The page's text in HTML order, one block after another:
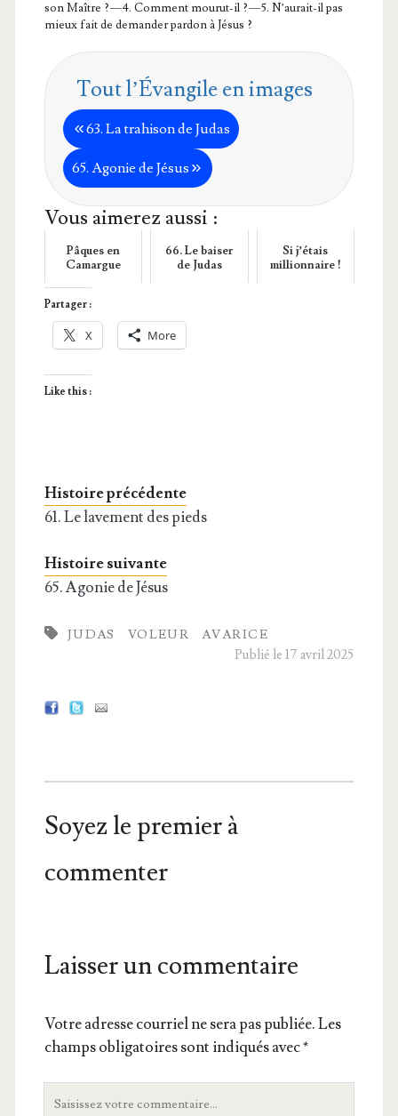
son Maître ? — 4. Com­ment mou­rut-il ? — 5. N’au­rait-il pas
mieux fait de deman­der par­don à Jésus ?
Tout l’Évangile en images
63. La tra­hi­son de Judas
65. Ago­nie de Jésus
Vous aimerez aussi :
Pâques en
Camargue
66. Le baiser
de Judas
Si j’étais
millionnaire !
Partager :
X More
Like this :
Histoire précédente
61. Le lavement des pieds
Histoire suivante
65. Agonie de Jésus
JUDAS VOLEUR
AVARICE
Publié le 17 avril 2025
Soyez le premier à
commenter
Laisser un commentaire
Votre adresse courriel ne sera pas publiée.Les
champs obligatoires sont indiqués avec*